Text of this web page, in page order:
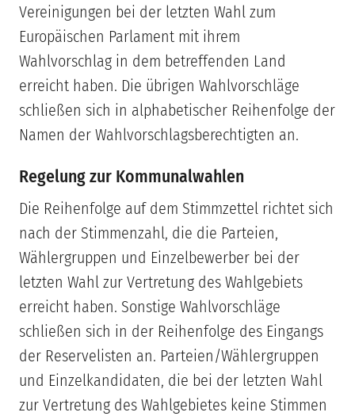
Vereinigungen bei der letzten Wahl zum
Europäischen Parlament mit ihrem
Wahlvorschlag in dem betreffenden Land
erreicht haben. Die übrigen Wahlvorschläge
schließen sich in alphabetischer Reihenfolge der
Namen der Wahlvorschlagsberechtigten an.
Regelung zur Kommunalwahlen
Die Reihenfolge auf dem Stimmzettel richtet sich
nach der Stimmenzahl, die die Parteien,
Wählergruppen und Einzelbewerber bei der
letzten Wahl zur Vertretung des Wahlgebiets
erreicht haben. Sonstige Wahlvorschläge
schließen sich in der Reihenfolge des Eingangs
der Reservelisten an. Parteien/Wählergruppen
und Einzelkandidaten, die bei der letzten Wahl
zur Vertretung des Wahlgebietes keine Stimmen